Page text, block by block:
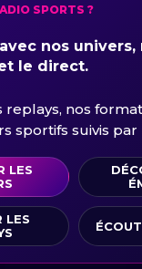
SPORTS ?
nos univers,
le direct.
replays, nos
sportifs suivis par
LES
LES